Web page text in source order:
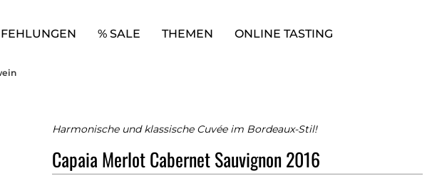
% SALE THEMEN ONLINE TASTING
Harmonische und klassische Cuvée im Bordeaux-Stil!
Capaia Merlot Cabernet Sauvignon 2016